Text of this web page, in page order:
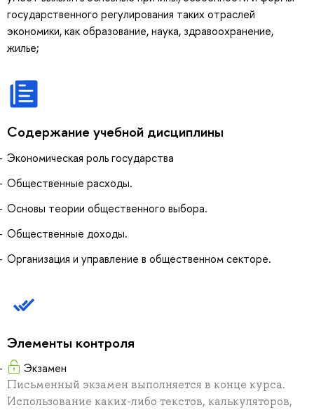
государственного регулирования таких отраслей
экономики, как образование, наука, здравоохранение,
жилье;
Содержание учебной дисциплины
Экономическая роль государства
Общественные расходы.
Основы теории общественного выбора.
Общественные доходы.
Организация и управление в общественном секторе.
Элементы контроля
Экзамен
Письменный экзамен выполняется в конце курса.
Использование каких-либо текстов, калькуляторов,